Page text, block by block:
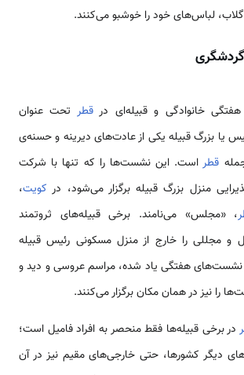
لباس‌های خود را خوشبو می‌کنند.
خانوادگی و قبیله‌ای درقطر تحت عنوان
یا بزرگ قبیله یکی از عادت‌های دیرینه و حسنه‌ی
قطراست. این نشست‌ها را که تنها با شرکت
منزل بزرگ قبیله برگزار می‌شود، در کویت،
، «مجلس» می‌نامند. برخی قبیله‌های ثروتمند
و مجللی را خارج از منزل مسکونی رئیس قبیله
نشست‌های هفتگی یاد شده، مراسم‌ عروسی و دید و
را نیز در همان مکان برگزار می‌کنند.
در برخی قبیله‌ها فقط منحصر به افراد فامیل است؛
دیگر کشورها، حتی خارجی‌های مقیم نیز در آن